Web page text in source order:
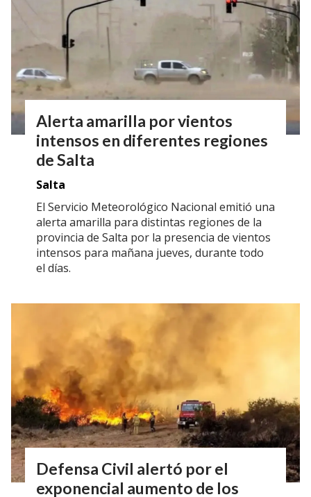
Alerta amarilla por vientos
intensos en diferentes regiones
de Salta
Salta
El Servicio Meteorológico Nacional emitió una
alerta amarilla para distintas regiones de la
provincia de Salta por la presencia de vientos
intensos para mañana jueves, durante todo
el días.
Defensa Civil alertó por el
exponencial aumento de los